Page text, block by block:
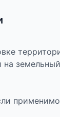
применимо